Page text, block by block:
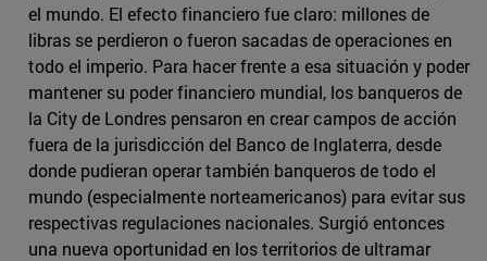
el mundo. El efecto financiero fue claro: millones de
libras se perdieron o fueron sacadas de operaciones en
todo el imperio. Para hacer frente a esa situación y poder
mantener su poder financiero mundial, los banqueros de
la City de Londres pensaron en crear campos de acción
fuera de la jurisdicción del Banco de Inglaterra, desde
donde pudieran operar también banqueros de todo el
mundo (especialmente norteamericanos) para evitar sus
respectivas regulaciones nacionales. Surgió entonces
una nueva oportunidad en los territorios de ultramar